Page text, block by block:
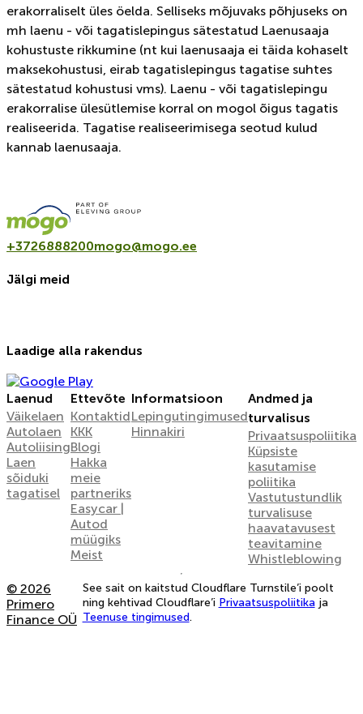
erakorraliselt üles öelda. Selliseks mõjuvaks põhjuseks on
mh laenu - või tagatislepingus sätestatud Laenusaaja
kohustuste rikkumine (nt kui laenusaaja ei täida kohaselt
maksekohustusi, eirab tagatislepingus tagatise suhtes
sätestatud kohustusi vms). Laenu - või tagatislepingu
erakorralise ülesütlemise korral on mogol õigus tagatis
realiseerida. Tagatise realiseerimisega seotud kulud
kannab laenusaaja.
+3726888200mogo@mogo.ee
Jälgi meid
Laadige alla rakendus
Laenud
Väikelaen
Autolaen
Autoliising
Laen
sõiduki
tagatisel
Ettevõte
Kontaktid
KKK
Blogi
Hakka
meie
partneriks
Easycar |
Autod
müügiks
Meist
Informatsioon
Lepingutingimused
Hinnakiri
Andmed ja
turvalisus
Privaatsuspoliitika
Küpsiste
kasutamise
poliitika
Vastutustundlik
turvalisuse
haavatavusest
teavitamine
Whistleblowing
© 2026
Primero
Finance OÜ
See sait on kaitstud Cloudflare Turnstile’i poolt
ning kehtivad Cloudflare’i Privaatsuspoliitikaja
Teenuse tingimused.